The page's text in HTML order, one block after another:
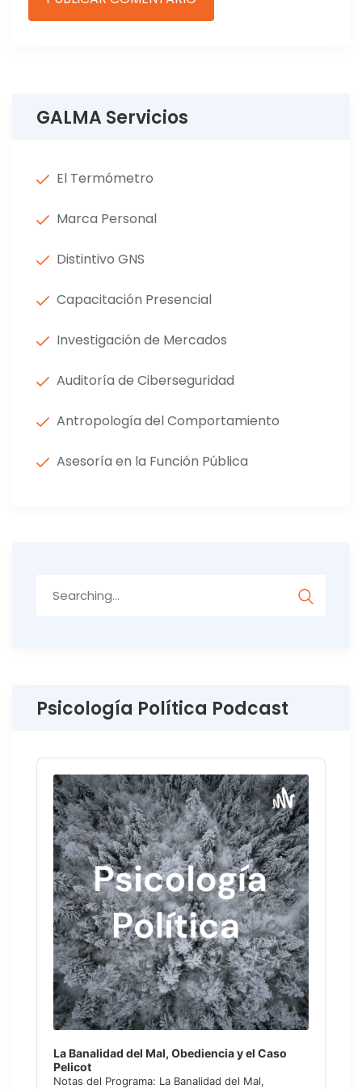
GALMA Servicios
El Termómetro
Marca Personal
Distintivo GNS
Capacitación Presencial
Investigación de Mercados
Auditoría de Ciberseguridad
Antropología del Comportamiento
Asesoría en la Función Pública
Psicología Política Podcast
Audio
Player
La Banalidad del Mal, Obediencia y el Caso
Pelicot
Notas del Programa: La Banalidad del Mal,